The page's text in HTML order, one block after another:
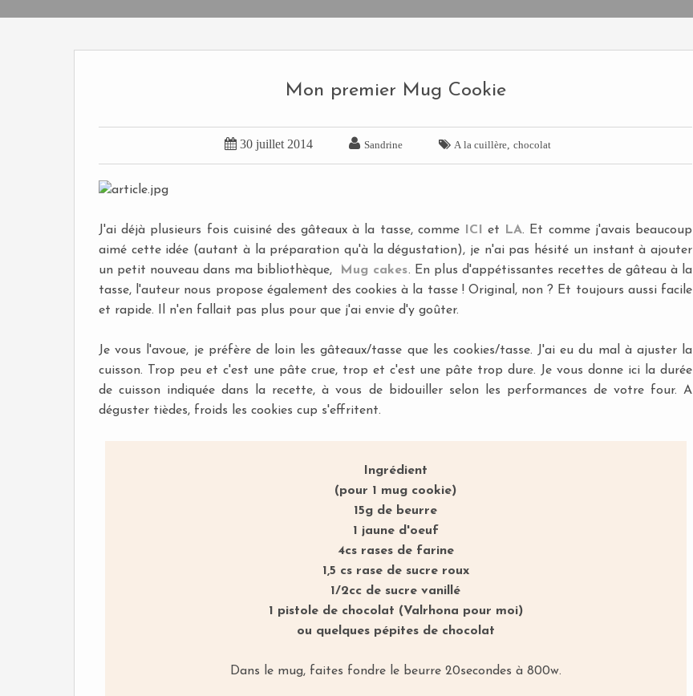
Mon premier Mug Cookie
 30 juillet 2014  Sandrine  A la cuillère, chocolat
J'ai déjà plusieurs fois cuisiné des gâteaux à la tasse, comme ICI et LA. Et comme j'avais beaucoup
aimé cette idée (autant à la préparation qu'à la dégustation), je n'ai pas hésité un instant à ajouter
un petit nouveau dans ma bibliothèque,
Mug cakes. En plus d'appétissantes recettes de gâteau à la
tasse, l'auteur nous propose également des cookies à la tasse ! Original, non ? Et toujours aussi facile
et rapide. Il n'en fallait pas plus pour que j'ai envie d'y goûter.
Je vous l'avoue, je préfère de loin les gâteaux/tasse que les cookies/tasse. J'ai eu du mal à ajuster la
cuisson. Trop peu et c'est une pâte crue, trop et c'est une pâte trop dure. Je vous donne ici la durée
de cuisson indiquée dans la recette, à vous de bidouiller selon les performances de votre four. A
déguster tièdes, froids les cookies cup s'effritent.
Ingrédient
(pour 1 mug cookie)
15g de beurre
1 jaune d'oeuf
4cs rases de farine
1,5 cs rase de sucre roux
1/2cc de sucre vanillé
1 pistole de chocolat (Valrhona pour moi)
ou quelques pépites de chocolat
Dans le mug, faites fondre le beurre 20secondes à 800w.